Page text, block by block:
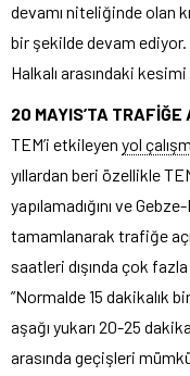
devamı niteliğinde olan
bir şekilde devam ediyor.
Halkalı arasındaki
20 MAYIS’TA TRAFİĞE
TEM’i etkileyen yol
yıllardan beri özellikle
yapılamadığını ve
tamamlanarak trafiğe
saatleri dışında çok fazla
”Normalde 15 dakikalık
aşağı yukarı 20-25
arasında geçişleri